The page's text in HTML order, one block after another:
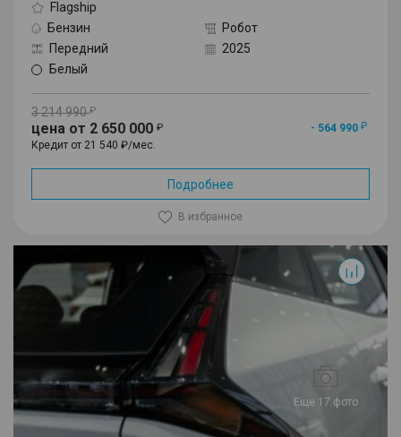
Flagship
Бензин
Робот
Передний
2025
Белый
3 214 990
цена от 2 650 000
- 564 990
Кредит от 21 540 ₽/мес.
Подробнее
В избранное
Еще 17 фото